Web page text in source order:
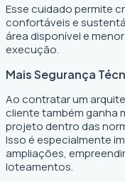
Esse cuidado permite
confortáveis e
área disponível e
execução.
Mais Segurança
Ao contratar um
cliente também ganha
projeto dentro das
Isso é especialmente
ampliações,
loteamentos.